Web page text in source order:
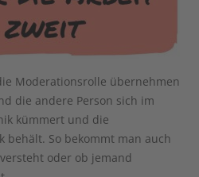
Moderationsrolle übernehmen
die andere Person sich im
kümmert und die
So bekommt man auch
oder ob jemand